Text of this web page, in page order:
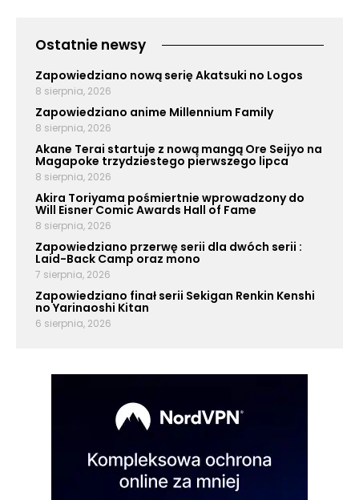
Ostatnie newsy
Zapowiedziano nową serię Akatsuki no Logos
8 sierpnia, 2026
Zapowiedziano anime Millennium Family
8 sierpnia, 2026
Akane Terai startuje z nową mangą Ore Seijyo na
Magapoke trzydziestego pierwszego lipca
8 sierpnia, 2026
Akira Toriyama pośmiertnie wprowadzony do
Will Eisner Comic Awards Hall of Fame
8 sierpnia, 2026
Zapowiedziano przerwę serii dla dwóch serii :
Laid-Back Camp oraz mono
7 sierpnia, 2026
Zapowiedziano finał serii Sekigan Renkin Kenshi
no Yarinaoshi Kitan
6 sierpnia, 2026